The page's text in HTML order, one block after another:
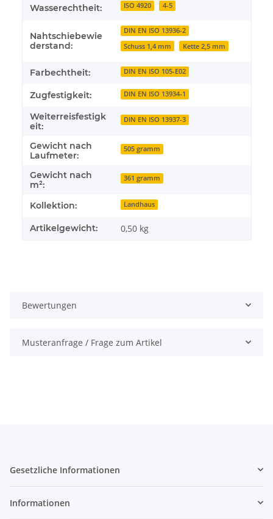
Wasserechtheit: ISO 4920 4-5
Nahtschiebewie
derstand:
DIN EN ISO 13936-2
Schuss 1,4 mm
Kette 2,5 mm
Farbechtheit: DIN EN ISO 105-E02
Zugfestigkeit: DIN EN ISO 13934-1
Weiterreisfestigk
eit:
DIN EN ISO 13937-3
Gewicht nach
Laufmeter:
505 gramm
Gewicht nach
m²:
361 gramm
Kollektion: Landhaus
Artikelgewicht: 0,50 kg
Bewertungen
Musteranfrage / Frage zum Artikel
Gesetzliche Informationen
Informationen